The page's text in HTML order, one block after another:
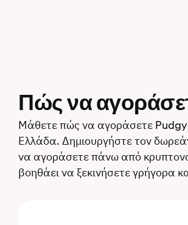
Πώς να
Μάθετε πώς να αγοράσετε
Ελλάδα. Δημιουργήστε τον
να αγοράσετε πάνω από
βοηθάει να ξεκινήσετε γρήγορα